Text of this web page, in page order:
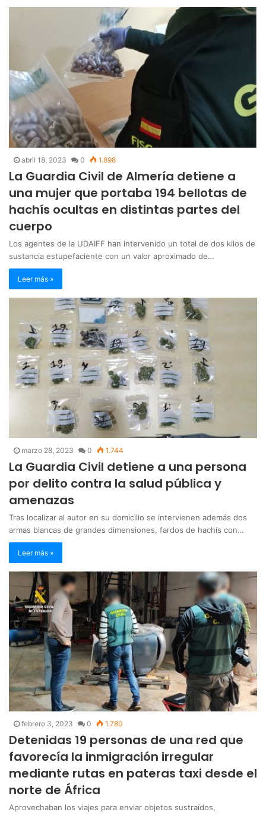
abril 18, 2023 0 1.898
La Guardia Civil de Almería detiene a
una mujer que portaba 194 bellotas de
hachís ocultas en distintas partes del
cuerpo
Los agentes de la UDAIFF han intervenido un total de dos kilos de
sustancia estupefaciente con un valor aproximado de…
Leer más »
marzo 28, 2023 0 1.744
La Guardia Civil detiene a una persona
por delito contra la salud pública y
amenazas
Tras localizar al autor en su domicilio se intervienen además dos
armas blancas de grandes dimensiones, fardos de hachís con…
Leer más »
febrero 3, 2023 0 1.780
Detenidas 19 personas de una red que
favorecía la inmigración irregular
mediante rutas en pateras taxi desde el
norte de África
Aprovechaban los viajes para enviar objetos sustraídos,